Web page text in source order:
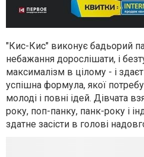
"Кис-Кис" виконує бадьорий
небажання дорослішати, і
максималізм в цілому - і
успішна формула, якої
молоді і повні ідей. Дівчата
року, поп-панку, панк-року і
здатне засісти в голові